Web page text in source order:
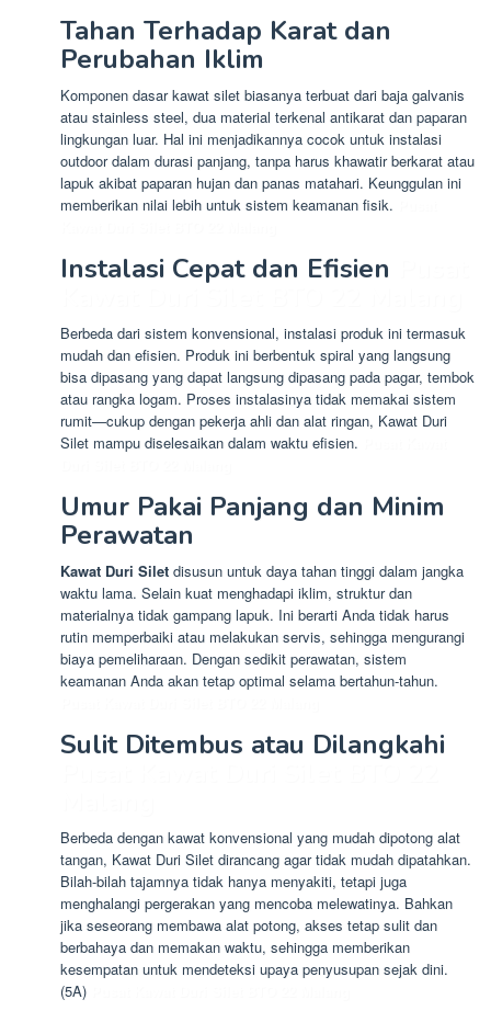
Tahan Terhadap Karat dan
Perubahan Iklim
Komponen dasar kawat silet biasanya terbuat dari baja galvanis
atau stainless steel, dua material terkenal antikarat dan paparan
lingkungan luar. Hal ini menjadikannya cocok untuk instalasi
outdoor dalam durasi panjang, tanpa harus khawatir berkarat atau
lapuk akibat paparan hujan dan panas matahari. Keunggulan ini
memberikan nilai lebih untuk sistem keamanan fisik.
Instalasi Cepat dan Efisien
Berbeda dari sistem konvensional, instalasi produk ini termasuk
mudah dan efisien. Produk ini berbentuk spiral yang langsung
bisa dipasang yang dapat langsung dipasang pada pagar, tembok
atau rangka logam. Proses instalasinya tidak memakai sistem
rumit—cukup dengan pekerja ahli dan alat ringan, Kawat Duri
Silet mampu diselesaikan dalam waktu efisien.
Umur Pakai Panjang dan Minim
Perawatan
Kawat Duri Silet disusun untuk daya tahan tinggi dalam jangka
waktu lama. Selain kuat menghadapi iklim, struktur dan
materialnya tidak gampang lapuk. Ini berarti Anda tidak harus
rutin memperbaiki atau melakukan servis, sehingga mengurangi
biaya pemeliharaan. Dengan sedikit perawatan, sistem
keamanan Anda akan tetap optimal selama bertahun-tahun.
Sulit Ditembus atau Dilangkahi
Berbeda dengan kawat konvensional yang mudah dipotong alat
tangan, Kawat Duri Silet dirancang agar tidak mudah dipatahkan.
Bilah-bilah tajamnya tidak hanya menyakiti, tetapi juga
menghalangi pergerakan yang mencoba melewatinya. Bahkan
jika seseorang membawa alat potong, akses tetap sulit dan
berbahaya dan memakan waktu, sehingga memberikan
kesempatan untuk mendeteksi upaya penyusupan sejak dini.
(5A)